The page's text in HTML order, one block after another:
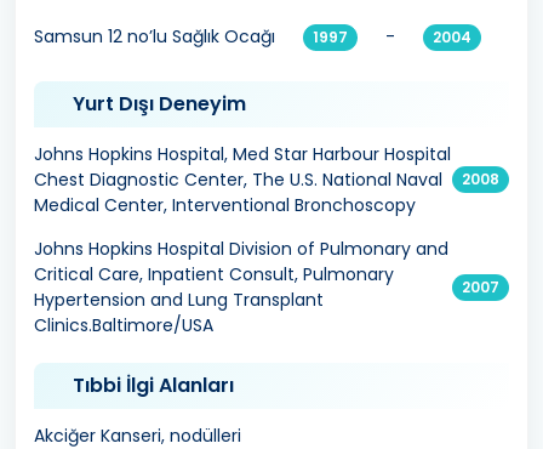
Samsun 12 no’lu Sağlık Ocağı 1997 - 2004
Yurt Dışı Deneyim
Johns Hopkins Hospital, Med Star Harbour Hospital
Chest Diagnostic Center, The U.S. National Naval
Medical Center, Interventional Bronchoscopy
2008
Johns Hopkins Hospital Division of Pulmonary and
Critical Care, Inpatient Consult, Pulmonary
Hypertension and Lung Transplant
Clinics.Baltimore/USA
2007
Tıbbi İlgi Alanları
Akciğer Kanseri, nodülleri